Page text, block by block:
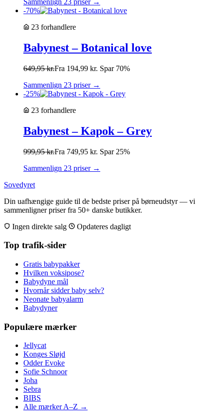
Sammenlign 23 priser →
-70%
23 forhandlere
Babynest – Botanical love
649,95kr.Fra 194,99 kr. Spar 70%
Sammenlign 23 priser →
-25%
23 forhandlere
Babynest – Kapok – Grey
999,95kr.Fra 749,95 kr. Spar 25%
Sammenlign 23 priser →
Sovedyret
Din uafhængige guide til de bedste priser på børneudstyr — vi
sammenligner priser fra 50+ danske butikker.
Ingen direkte salg
Opdateres dagligt
Top trafik-sider
Gratis babypakker
Hvilken voksipose?
Babydyne mål
Hvornår sidder baby selv?
Neonate babyalarm
Babydyner
Populære mærker
Jellycat
Konges Sløjd
Odder Evoke
Sofie Schnoor
Joha
Sebra
BIBS
Alle mærker A–Z →